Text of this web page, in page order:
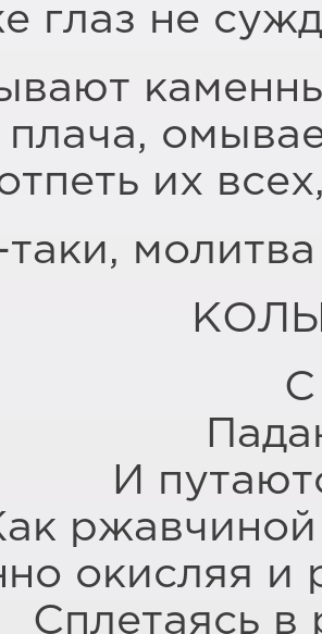
глаз не
их
молитва
И
ржавчиной
окисляя и
Сплетаясь